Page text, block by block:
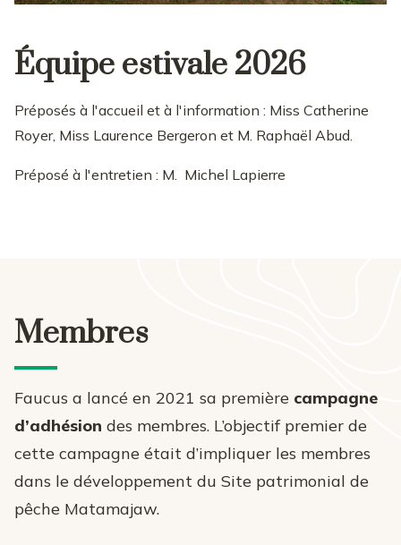
Équipe estivale 2026
Préposés à l'accueil et à l'information : Miss Catherine
Royer, Miss Laurence Bergeron et M. Raphaël Abud.
Préposé à l'entretien : M. Michel Lapierre
Membres
Faucus a lancé en 2021 sa première campagne
d’adhésion des membres. L’objectif premier de
cette campagne était d’impliquer les membres
dans le développement du Site patrimonial de
pêche Matamajaw.